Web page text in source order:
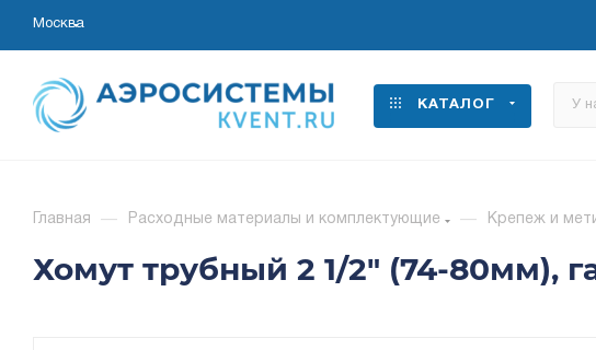
Москва
КАТАЛОГ
Главная — Расходные материалы и комплектующие — Крепеж и
Хомут трубный 2 1/2" (74-80мм),